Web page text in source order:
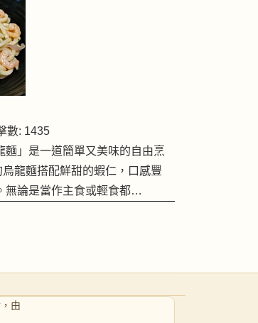
數: 1435
麵」是一道簡單又美味的自由烹
龍麵搭配鮮甜的蝦仁，口感豐
無論是當作主食或輕食都…
由